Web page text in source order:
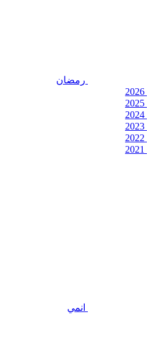
رمضان
انمي